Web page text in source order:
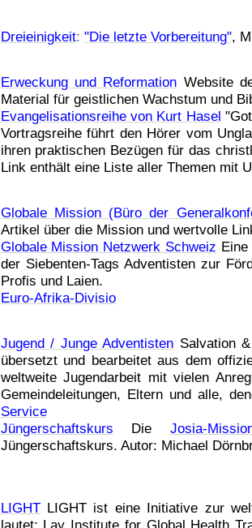
Dreieinigkeit: "Die letzte Vorbereitung",
Erweckung und Reformation Website
Material für geistlichen Wachstum und
Evangelisationsreihe von Kurt Hasel
Vortragsreihe führt den Hörer vom
ihren praktischen Bezügen für das
Link enthält eine Liste aller Themen mit
Globale Mission (Büro der
Artikel über die Mission und wertvolle
Globale Mission Netzwerk Schweiz
der Siebenten-Tags Adventisten zur
Profis und Laien.
Euro-Afrika-Divisio
Jugend / Junge Adventisten Salvation
übersetzt und bearbeitet aus dem
weltweite Jugendarbeit mit vielen
Gemeindeleitungen, Eltern und alle,
Service
Jüngerschaftskurs
Die
Josia-
Jüngerschaftskurs. Autor: Michael
LIGHT LIGHT ist eine Initiative zur
lautet: Lay Institute for Global Health